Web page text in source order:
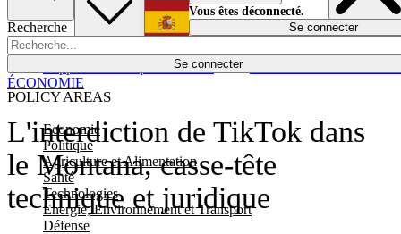
Recherche
Se connecter
POLICY AREAS
Economie
Politique
Agriculture et Alimentation
Santé
Technologies
Energie, Environnement et Transport
Défense
Économie
Español
Vous êtes déconnecté.
Se connecter
L'interdiction de TikTok dans
le Montana, casse-tête
technique et juridique
ÉCONOMIE